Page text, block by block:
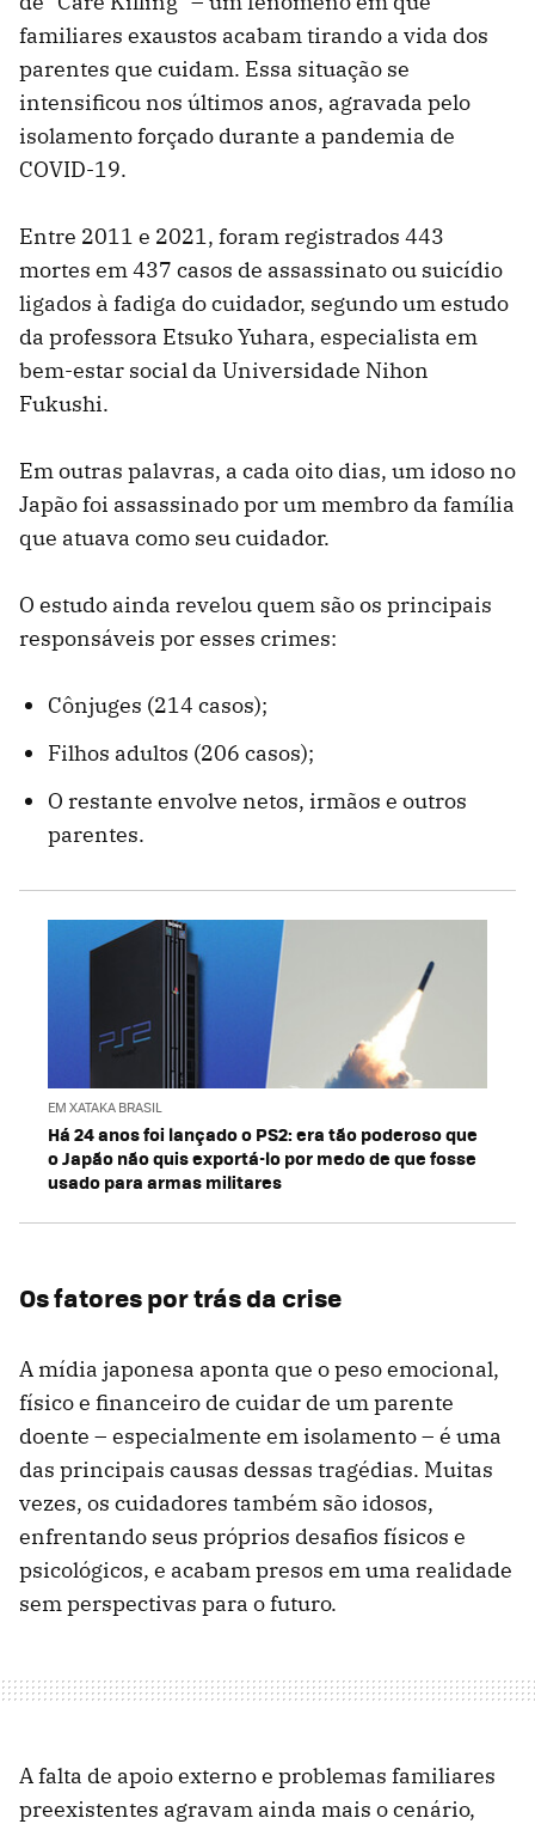
familiares exaustos acabam tirando a vida dos
parentes que cuidam. Essa situação se
intensificou nos últimos anos, agravada pelo
isolamento forçado durante a pandemia de
COVID-19.
Entre 2011 e 2021, foram registrados 443
mortes em 437 casos de assassinato ou suicídio
ligados à fadiga do cuidador, segundo um estudo
da professora Etsuko Yuhara, especialista em
bem-estar social da Universidade Nihon
Fukushi.
Em outras palavras, a cada oito dias, um idoso no
Japão foi assassinado por um membro da família
que atuava como seu cuidador.
O estudo ainda revelou quem são os principais
responsáveis por esses crimes:
Cônjuges (214 casos);
Filhos adultos (206 casos);
O restante envolve netos, irmãos e outros
parentes.
EM XATAKA BRASIL
Há 24 anos foi lançado o PS2: era tão poderoso que
o Japão não quis exportá-lo por medo de que fosse
usado para armas militares
Os fatores por trás da crise
A mídia japonesa aponta que o peso emocional,
físico e financeiro de cuidar de um parente
doente – especialmente em isolamento – é uma
das principais causas dessas tragédias. Muitas
vezes, os cuidadores também são idosos,
enfrentando seus próprios desafios físicos e
psicológicos, e acabam presos em uma realidade
sem perspectivas para o futuro.
A falta de apoio externo e problemas familiares
preexistentes agravam ainda mais o cenário,